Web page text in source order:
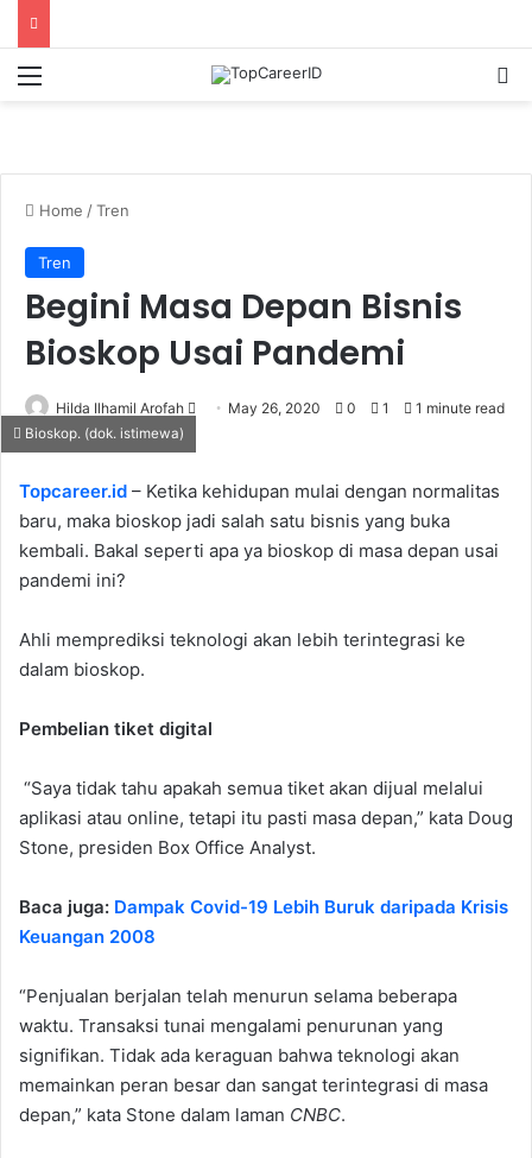
Menu
Home /Tren
Tren
Begini Masa Depan Bisnis
Bioskop Usai Pandemi
Hilda Ilhamil Arofah
Send May 26, 2020 0 1 1 minute read
Bioskop. (dok. istimewa)
Topcareer.id – Ketika kehidupan mulai dengan normalitas
baru, maka bioskop jadi salah satu bisnis yang buka
kembali. Bakal seperti apa ya bioskop di masa depan usai
pandemi ini?
Ahli memprediksi teknologi akan lebih terintegrasi ke
dalam bioskop.
Pembelian tiket digital
“Saya tidak tahu apakah semua tiket akan dijual melalui
aplikasi atau online, tetapi itu pasti masa depan,” kata Doug
Stone, presiden Box Office Analyst.
Baca juga: Dampak Covid-19 Lebih Buruk daripada Krisis
Keuangan 2008
“Penjualan berjalan telah menurun selama beberapa
waktu. Transaksi tunai mengalami penurunan yang
signifikan. Tidak ada keraguan bahwa teknologi akan
memainkan peran besar dan sangat terintegrasi di masa
depan,” kata Stone dalam laman CNBC.